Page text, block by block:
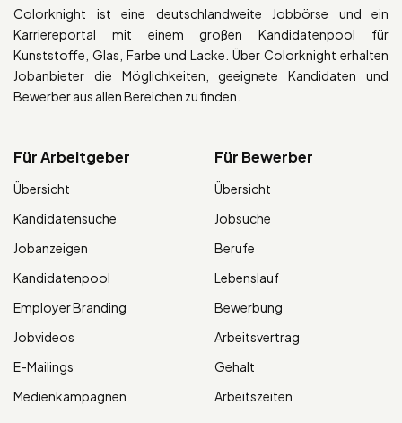
Colorknight ist eine deutschlandweite Jobbörse und ein
Karriereportal mit einem großen Kandidatenpool für
Kunststoffe, Glas, Farbe und Lacke. Über Colorknight erhalten
Jobanbieter die Möglichkeiten, geeignete Kandidaten und
Bewerber aus allen Bereichen zu finden.
Für Arbeitgeber
Übersicht
Kandidatensuche
Jobanzeigen
Kandidatenpool
Employer Branding
Jobvideos
E-Mailings
Medienkampagnen
Für Bewerber
Übersicht
Jobsuche
Berufe
Lebenslauf
Bewerbung
Arbeitsvertrag
Gehalt
Arbeitszeiten